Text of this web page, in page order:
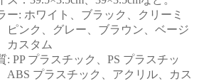
ー: ホワイト、ブラック、クリーミ
ピンク、グレー、ブラウン、ベージ
カスタム
: PP プラスチック、PS プラスチッ
ABS プラスチック、アクリル、カス